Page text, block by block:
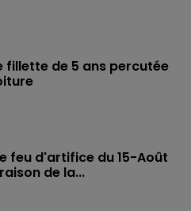
fillette de 5 ans percutée
feu d'artifice du 15-Août
de la...